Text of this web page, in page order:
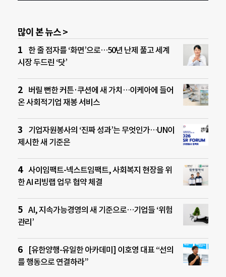
많이 본 뉴스 >
한 줄 점자를 ‘화면’으로…50년 난제 풀고 세계
시장 두드린 ‘닷’
버릴 뻔한 커튼·쿠션에 새 가치…이케아에 들어
온 사회적기업 재봉 서비스
기업자원봉사의 ‘진짜 성과’는 무엇인가…UN이
제시한 새 기준은
사이임팩트-넥스트임팩트, 사회복지 현장을 위
한 AI 리빙랩 업무 협약 체결
AI, 지속가능경영의 새 기준으로…기업들 ‘위험
관리’
[유한양행-유일한 아카데미] 이호영 대표 “선의
를 행동으로 연결하라”